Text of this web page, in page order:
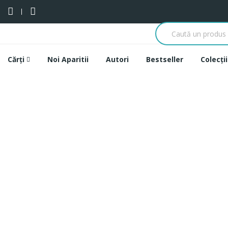
Cărți Noi Aparitii Autori Bestseller Colecții